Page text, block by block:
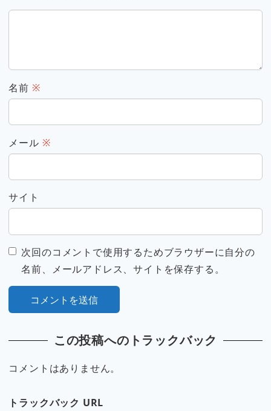
名前 ※
メール ※
サイト
次回のコメントで使用するためブラウザーに自分の
名前、メールアドレス、サイトを保存する。
この投稿へのトラックバック
コメントはありません。
トラックバック URL